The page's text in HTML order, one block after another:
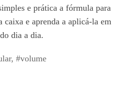
e prática a fórmula para
caixa e aprenda a aplicá-la em
dia a dia.
, #volume